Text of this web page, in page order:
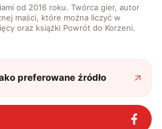
od 2016 roku. Twórca gier, autor
maści, które można liczyć w
oraz książki Powrót do Korzeni.
preferowane źródło